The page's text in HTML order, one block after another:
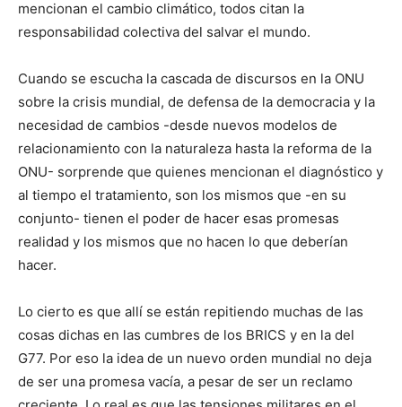
mencionan el cambio climático, todos citan la
responsabilidad colectiva del salvar el mundo.
Cuando se escucha la cascada de discursos en la ONU
sobre la crisis mundial, de defensa de la democracia y la
necesidad de cambios -desde nuevos modelos de
relacionamiento con la naturaleza hasta la reforma de la
ONU- sorprende que quienes mencionan el diagnóstico y
al tiempo el tratamiento, son los mismos que -en su
conjunto- tienen el poder de hacer esas promesas
realidad y los mismos que no hacen lo que deberían
hacer.
Lo cierto es que allí se están repitiendo muchas de las
cosas dichas en las cumbres de los BRICS y en la del
G77. Por eso la idea de un nuevo orden mundial no deja
de ser una promesa vacía, a pesar de ser un reclamo